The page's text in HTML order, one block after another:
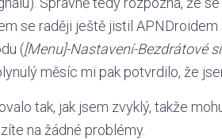
se raději ještě jistil APNDroidem
([Menu]-Nastavení-Bezdrátové
měsíc mi pak potvrdilo, že
tak, jak jsem zvyklý, takže
na žádné problémy.